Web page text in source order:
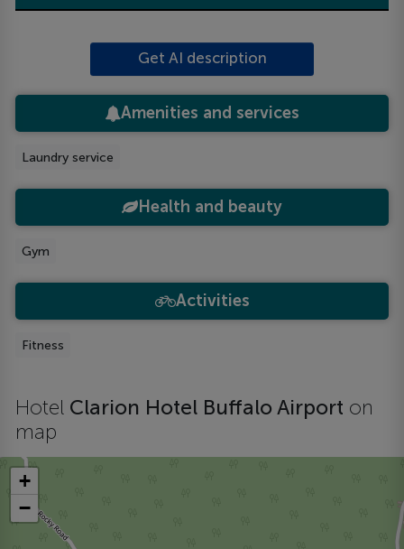
Get AI description
Amenities and services
Laundry service
Health and beauty
Gym
Activities
Fitness
Hotel Clarion Hotel Buffalo Airport on
map
+
−